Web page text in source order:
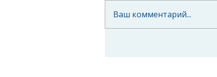
Ваш комментарий...